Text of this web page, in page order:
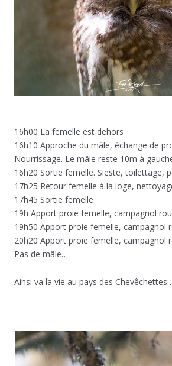
16h00 La femelle est dehors
16h10 Approche du mâle, échange de
Nourrissage. Le mâle reste 10m à
16h20 Sortie femelle. Sieste, toilettage,
17h25 Retour femelle à la loge,
17h45 Sortie femelle
19h Apport proie femelle, campagnol
19h50 Apport proie femelle, campagnol
20h20 Apport proie femelle, campagnol
Pas de mâle…
Ainsi va la vie au pays des